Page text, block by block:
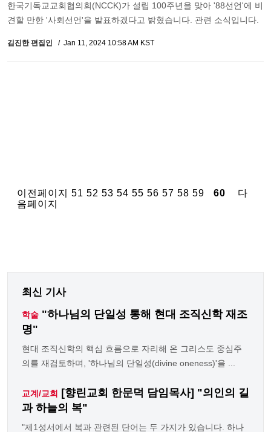
한국기독교교회협의회(NCCK)가 설립 100주년을 맞아 '88선언'에 비
견할 만한 '사회선언'을 발표하겠다고 밝혔습니다. 관련 소식입니다.
김진한 편집인 Jan 11, 2024 10:58 AM KST
이전페이지 51 52 53 54 55 56 57 58 59 60
다
음페이지
최신 기사
학술 "하나님의 단일성 통해 현대 조직신학 재조
명"
현대 조직신학의 핵심 흐름으로 자리해 온 그리스도 중심주
의를 재검토하며, '하나님의 단일성(divine oneness)'을 ...
교계/교회
[향린교회 한문덕 담임목사] "의인의 길
과 하늘의 복"
"제1성서에서 복과 관련된 단어는 두 가지가 있습니다. 하나